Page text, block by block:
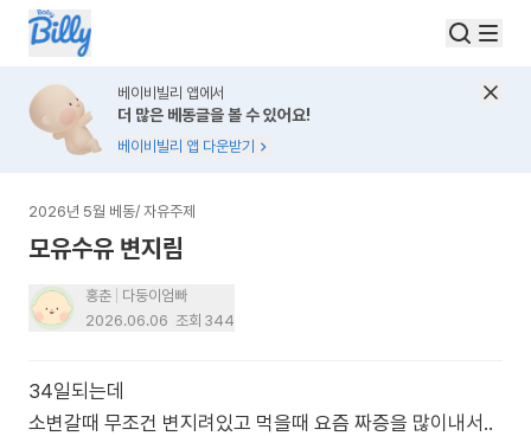
베이비빌리 앱에서
더 많은 베동글을 볼 수 있어요!
베이비빌리 앱 다운받기
2026년 5월 베동/ 자유주제
모유수유 변지림
홍춘
다둥이엄빠
2026.06.06 조회 344
34일되는데
소변갈때 무조건 변지려있고 먹을때 요즘 짜증을 많이내서..